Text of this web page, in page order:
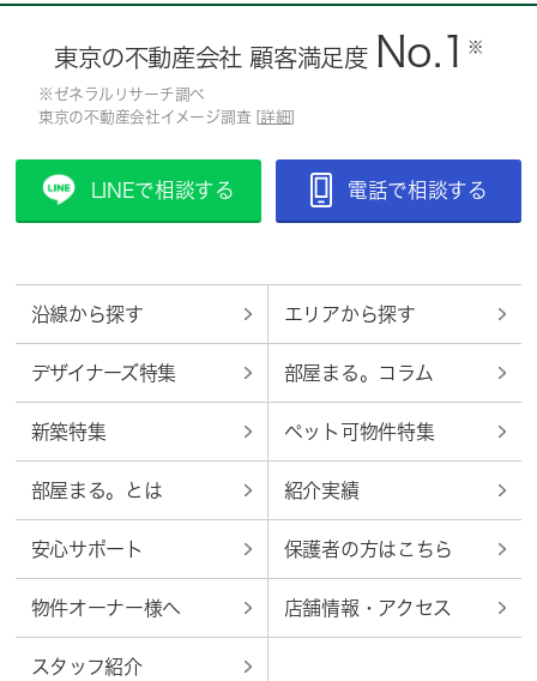
東京の不動産会社 顧客満足度 No.1 ※
※ゼネラルリサーチ調べ
東京の不動産会社イメージ調査 [ 詳細
LINEで相談する 電話で相談する
沿線から探す エリアから探す
デザイナーズ特集 部屋まる。コラム
新築特集 ペット可物件特集
部屋まる。とは 紹介実績
安心サポート 保護者の方はこちら
物件オーナー様へ 店舗情報・アクセス
スタッフ紹介